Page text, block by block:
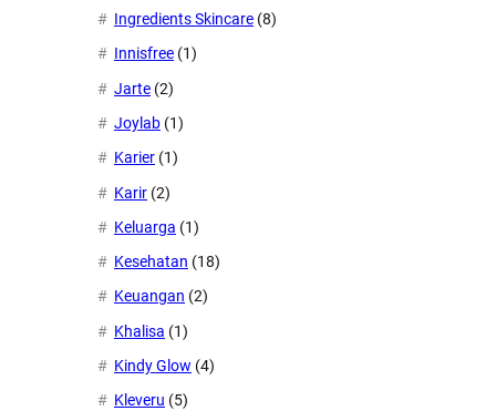
Ingredients Skincare (8)
Innisfree (1)
Jarte (2)
Joylab (1)
Karier (1)
Karir (2)
Keluarga (1)
Kesehatan (18)
Keuangan (2)
Khalisa (1)
Kindy Glow (4)
Kleveru (5)